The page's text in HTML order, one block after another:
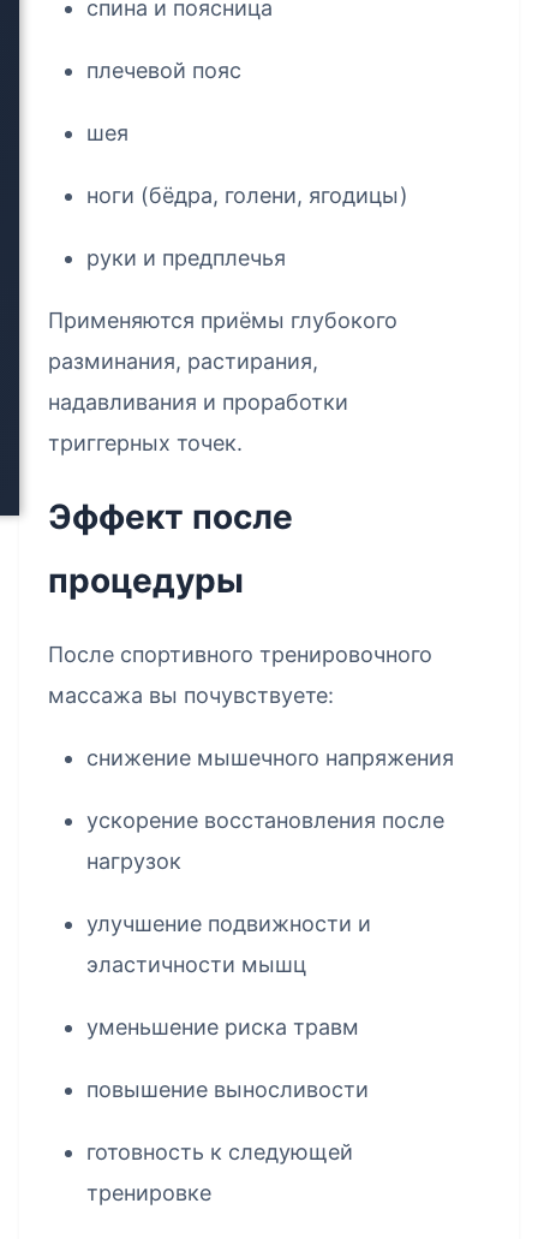
спина и поясница
плечевой пояс
шея
ноги (бёдра, голени, ягодицы)
руки и предплечья
Применяются приёмы глубокого
разминания, растирания,
надавливания и проработки
триггерных точек.
Эффект после
процедуры
После спортивного тренировочного
массажа вы почувствуете:
снижение мышечного напряжения
ускорение восстановления после
нагрузок
улучшение подвижности и
эластичности мышц
уменьшение риска травм
повышение выносливости
готовность к следующей
тренировке